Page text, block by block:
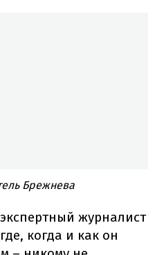
Брежнева
журналист
когда и как он